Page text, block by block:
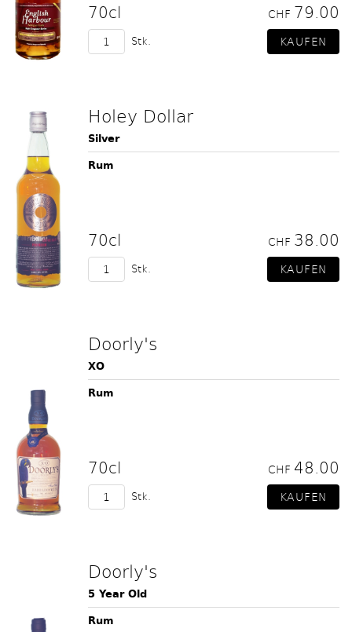
70cl CHF 79.00
Stk.
Holey Dollar
Silver
Rum
70cl CHF 38.00
Stk.
Doorly's
XO
Rum
70cl CHF 48.00
Stk.
Doorly's
5 Year Old
Rum